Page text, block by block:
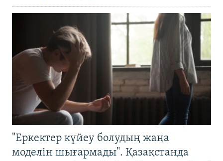
"Еркектер күйеу болудың жаңа
моделін шығармады". Қазақстанда